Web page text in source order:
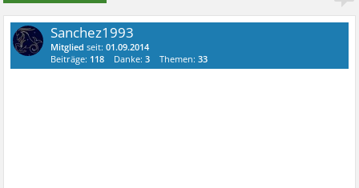
Sanchez1993
Mitglied seit:01.09.2014
Beiträge: 118 Danke:3 Themen:33